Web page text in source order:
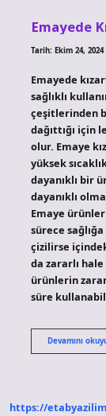
Emayede
Tarih: Ekim 24, 2024
Emayede
sağlıklı
çeşitlerinden
dağıttığı için
olur. Emaye
yüksek
dayanıklı bir
dayanıklı
Emaye
sürece
çizilirse
da zararlı
ürünlerin
süre
Devamını
https://